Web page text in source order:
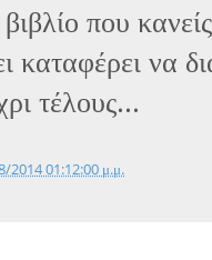
που
καταφέρει να
τέλους...
2014 01:12:00 μ.μ.